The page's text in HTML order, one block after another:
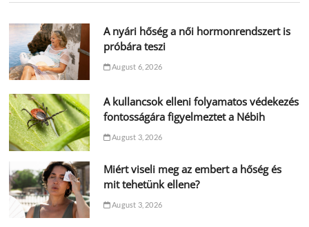
A nyári hőség a női hormonrendszert is
próbára teszi
August 6, 2026
A kullancsok elleni folyamatos védekezés
fontosságára figyelmeztet a Nébih
August 3, 2026
Miért viseli meg az embert a hőség és
mit tehetünk ellene?
August 3, 2026